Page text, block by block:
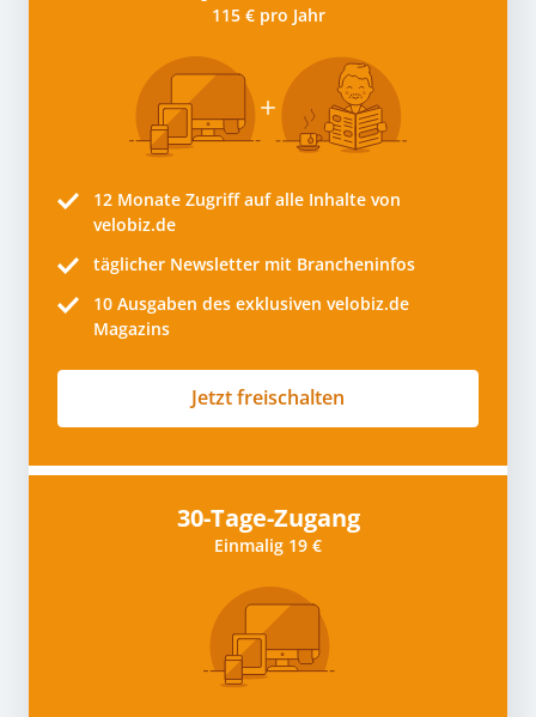
115 € pro Jahr
12 Monate Zugriff auf alle Inhalte von
velobiz.de
täglicher Newsletter mit Brancheninfos
10 Ausgaben des exklusiven velobiz.de
Magazins
Jetzt freischalten
30-Tage-Zugang
Einmalig 19 €